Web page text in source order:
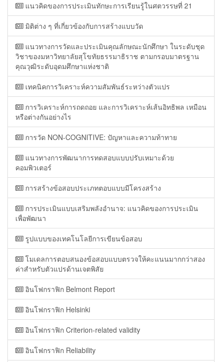
แนวคิดของการประเมินทักษะการเรียนรู้ในศตวรรษที่ 21
มิติต่าง ๆ ที่เกี่ยวข้องกับการสร้างแบบวัด
แนวทางการวัดและประเมินคุณลักษณะนักศึกษา ในระดับชุด
วิชาของมหาวิทยาลัยสุโขทัยธรรมาธิราช ตามกรอบมาตรฐาน
คุณวุฒิระดับอุดมศึกษาแห่งชาติ
เทคนิคการวิเคราะห์ความสัมพันธ์ระหว่างตัวแปร
การวิเคราะห์การถดถอย และการวิเคราะห์เส้นอิทธิพล เหมือน
หรือต่างกันอย่างไร
การวัด NON-COGNITIVE: ปัญหาและความท้าทาย
แนวทางการพัฒนาการทดสอบแบบปรับเหมาะด้วย
คอมพิวเตอร์
การสร้างข้อสอบประเภทตอบแบบมีโครงสร้าง
การประเมินแบบเสริมพลังอำนาจ: แนวคิดของการประเมิน
เพื่อพัฒนา
รูปแบบของเทคโนโลยีการเขียนข้อสอบ
โมเดลการตอบสนองข้อสอบแบบตรวจให้คะแนนมากกว่าสอง
ค่าสำหรับตัวแปรด้านเจตพิสัย
อินโฟกราฟิก Belmont Report
อินโฟกราฟิก Helsinki
อินโฟกราฟิก Criterion-related validity
อินโฟกราฟิก Reliability